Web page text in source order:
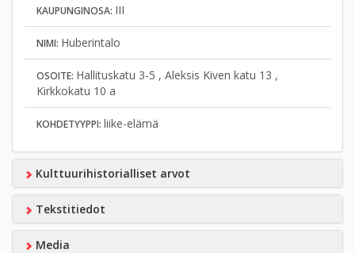
KAUPUNGINOSA: III
NIMI: Huberintalo
OSOITE: Hallituskatu 3-5 , Aleksis Kiven katu 13 ,
Kirkkokatu 10 a
KOHDETYYPPI: liike-elämä
Kulttuurihistorialliset arvot
Tekstitiedot
Media